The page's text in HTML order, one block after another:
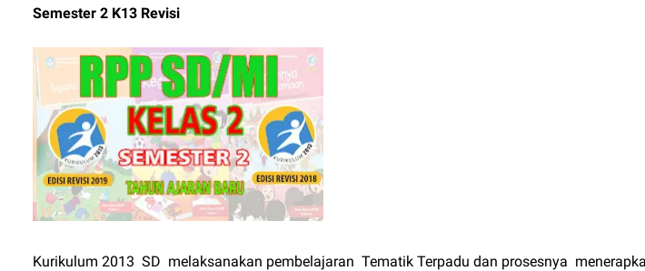
Semester 2 K13 Revisi
Kurikulum 2013 SD melaksanakan pembelajaran Tematik Terpadu dan prosesnya